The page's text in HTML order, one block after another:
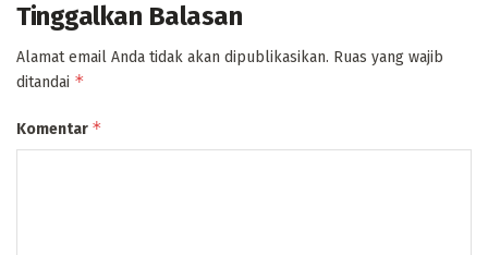
Tinggalkan Balasan
Alamat email Anda tidak akan dipublikasikan. Ruas yang wajib
ditandai *
Komentar *